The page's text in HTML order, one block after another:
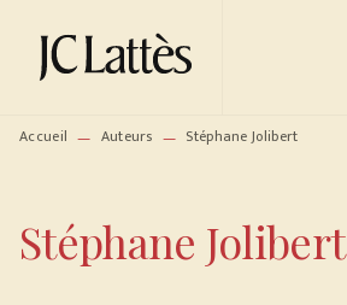
MENU RECHERCHE
PIED DE PAGE
Accueil — Auteurs — Stéphane Jolibert
Stéphane Jolibert